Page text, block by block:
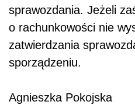
sprawozdania. Jeżeli
o rachunkowości nie
zatwierdzania
sporządzeniu.
Agnieszka Pokojska